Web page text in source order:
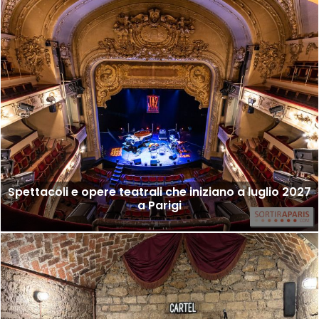
Spettacoli e opere teatrali che iniziano a luglio 2027
a Parigi